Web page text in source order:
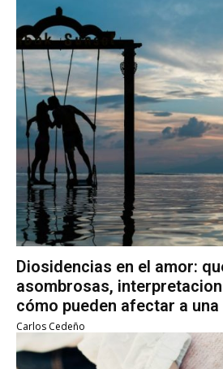
Diosidencias en el amor:
asombrosas,
cómo pueden afectar a
Carlos Cedeño